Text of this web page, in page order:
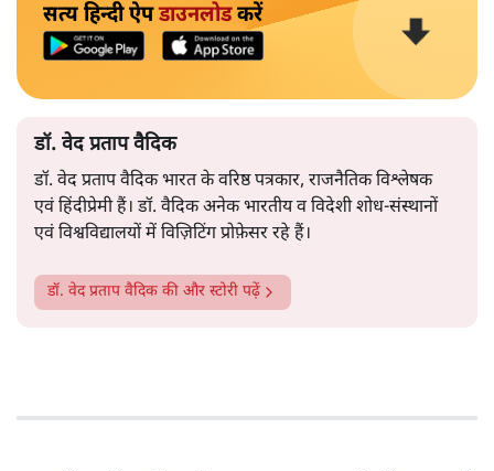
सत्य हिन्दी ऐपडाउनलोडकरें
डॉ. वेद प्रताप वैदिक
डॉ. वेद प्रताप वैदिक भारत के वरिष्ठ पत्रकार, राजनैतिक विश्लेषक
एवं हिंदीप्रेमी हैं। डॉ. वैदिक अनेक भारतीय व विदेशी शोध-संस्थानों
एवं विश्वविद्यालयों में विज़िटिंग प्रोफ़ेसर रहे हैं।
डॉ. वेद प्रताप वैदिक की और स्टोरी पढ़ें